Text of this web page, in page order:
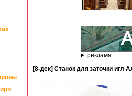
реклама
[8-дек] Станок для заточки игл